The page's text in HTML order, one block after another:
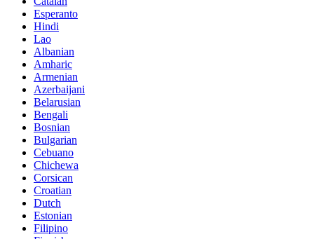
Esperanto
Hindi
Lao
Albanian
Amharic
Armenian
Azerbaijani
Belarusian
Bengali
Bosnian
Bulgarian
Cebuano
Chichewa
Corsican
Croatian
Dutch
Estonian
Filipino